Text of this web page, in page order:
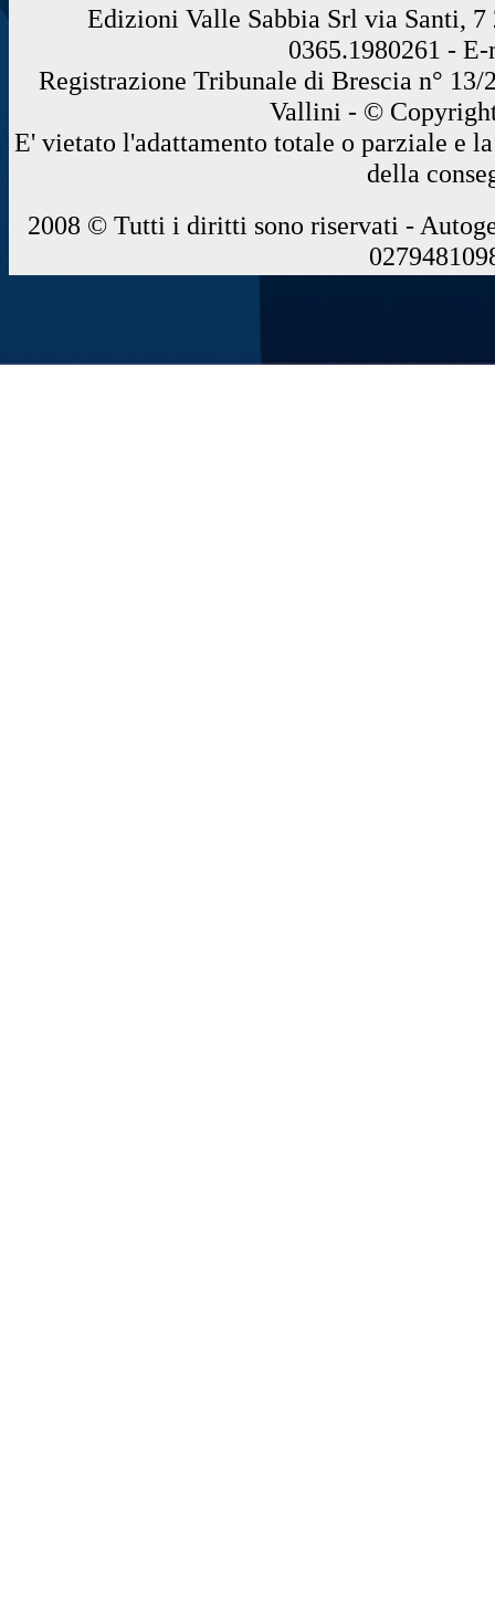
Edizioni Valle Sabbia Srl via Santi, 7
0365.1980261 -
Registrazione Tribunale di Brescia n°
Vallini - ©
E' vietato l'adattamento totale o parziale e
della
2008 © Tutti i diritti sono riservati -